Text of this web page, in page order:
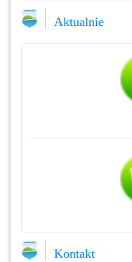
Aktualnie
Kontakt